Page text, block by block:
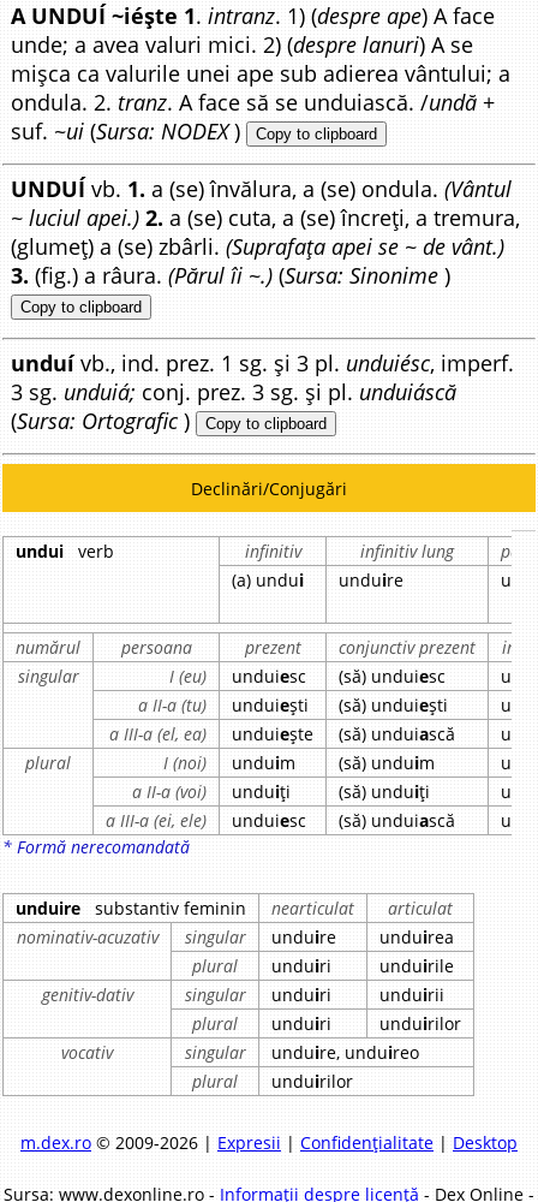
A UNDUÍ ~iéște 1.intranz. 1) (despre ape) A face
unde; a avea valuri mici. 2) (despre lanuri) A se
mișca ca valurile unei ape sub adierea vântului; a
ondula. 2. tranz. A face să se unduiască. /undă +
suf. ~ui (Sursa: NODEX) Copy to clipboard
UNDUÍ vb. 1. a (se) învălura, a (se) ondula.(Vântul
~ luciul apei.) 2. a (se) cuta, a (se) încreți, a tremura,
(glumeț) a (se) zbârli.(Suprafața apei se ~ de vânt.)
3. (fig.) a râura.(Părul îi ~.) (Sursa: Sinonime )
Copy to clipboard
unduívb., ind. prez. 1 sg. și 3 pl. unduiésc, imperf.
3 sg. unduiá; conj. prez. 3 sg. și pl. unduiáscă
(Sursa: Ortografic ) Copy to clipboard
Declinări/Conjugări
undui verb infinitiv infinitiv lung
(a) undui unduire
numărul persoana prezent conjunctiv prezent
singular
I (eu) unduiesc (să) unduiesc
a II-a (tu)
unduiești (să) unduiești
a III-a (el, ea)
unduiește (să) unduiască
plural
I (noi) unduim (să) unduim
a II-a (voi)
unduiți (să) unduiți
a III-a (ei, ele)
unduiesc (să) unduiască
* Formă nerecomandată
unduire substantiv feminin nearticulat
articulat
nominativ-acuzativ
singular unduire unduirea
plural
unduiri unduirile
genitiv-dativ
singular unduiri unduirii
plural
unduiri unduirilor
vocativ
singular unduire, unduireo
plural
unduirilor
m.dex.ro© 2009-2026 | Expresii | Confidențialitate| Desktop
Sursa: www.dexonline.ro - Informații despre licență - Dex Online -